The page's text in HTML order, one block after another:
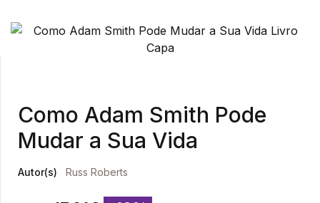
Como Adam Smith Pode
Mudar a Sua Vida
Autor(s) Russ Roberts